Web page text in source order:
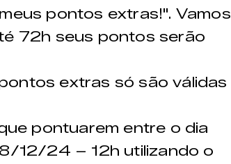
pontos extras!". Vamos
72h seus pontos serão
extras só são válidas
pontuarem entre o dia
12/24 – 12h utilizando o